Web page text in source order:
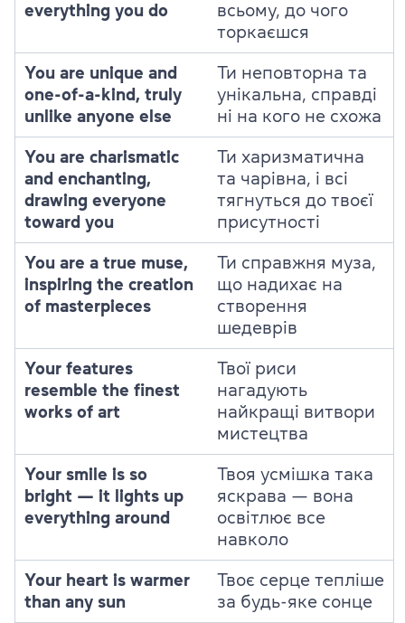
everything you do
всьому, до чого
торкаєшся
You are unique and
one-of-a-kind, truly
unlike anyone else
Ти неповторна та
унікальна, справді
ні на кого не схожа
You are charismatic
and enchanting,
drawing everyone
toward you
Ти харизматична
та чарівна, і всі
тягнуться до твоєї
присутності
You are a true muse,
inspiring the creation
of masterpieces
Ти справжня муза,
що надихає на
створення
шедеврів
Your features
resemble the finest
works of art
Твої риси
нагадують
найкращі витвори
мистецтва
Your smile is so
bright — it lights up
everything around
Твоя усмішка така
яскрава — вона
освітлює все
навколо
Your heart is warmer
than any sun
Твоє серце тепліше
за будь-яке сонце